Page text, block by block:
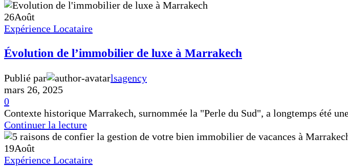
26Août
Expérience Locataire
Évolution de l’immobilier de luxe à Marrakech
Publié par
lsagency
mars 26, 2025
0
Contexte historique Marrakech, surnommée la "Perle du Sud", a longtemps été
Continuer la lecture
19Août
Expérience Locataire